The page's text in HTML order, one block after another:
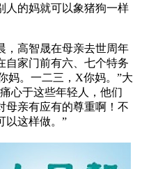
人的妈就可以象猪狗一样
，高智晟在母亲去世周年
自家门前有六、七个特务
妈。一二三，X你妈。”大
心于这些年轻人，他们
母亲有应有的尊重啊！不
以这样做。”